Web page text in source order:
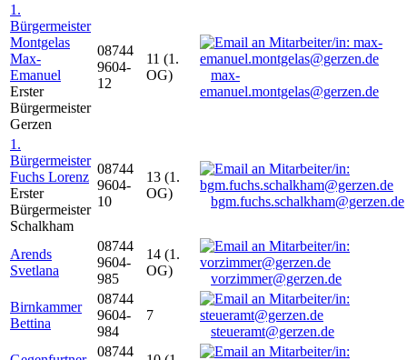
1.
Bürgermeister
Montgelas
Max-
Emanuel
Erster
Bürgermeister
Gerzen
08744
9604-
12
11 (1.
OG)
max-
emanuel.montgelas@gerzen.de
1.
Bürgermeister
Fuchs Lorenz
Erster
Bürgermeister
Schalkham
08744
9604-
10
13 (1.
OG)
bgm.fuchs.schalkham@gerzen.de
Arends
Svetlana
08744
9604-
985
14 (1.
OG)
vorzimmer@gerzen.de
Birnkammer
Bettina
08744
9604-
984
7
steueramt@gerzen.de
08744